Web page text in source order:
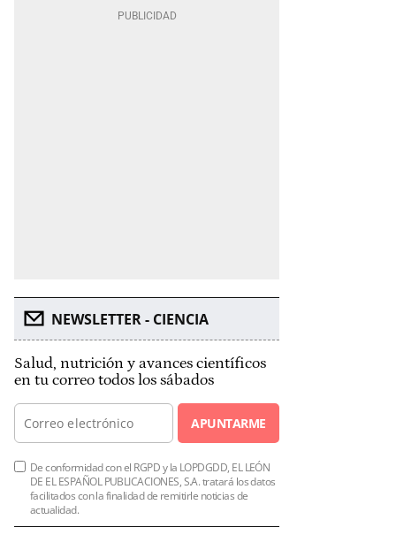
NEWSLETTER - CIENCIA
Salud, nutrición y avances científicos
en tu correo todos los sábados
APUNTARME
De conformidad con el RGPD y la LOPDGDD, EL LEÓN
DE EL ESPAÑOL PUBLICACIONES, S.A. tratará los datos
facilitados con la finalidad de remitirle noticias de
actualidad.